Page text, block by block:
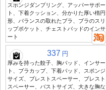
スポンジダンプリング、アッパーサポー
ト、下着クッション、分かりた厚い楕円
形、バランスの取れたブラ、ブラのスリ
ップポケット、チェストパッドのインサ
ート
337 円
厚みを持った餃子、胸パッド、インサー
ト、ブラカップ、下着パッド、スポンジ
サイズ、ブレストスペーサー、ブレスト
スペーサー、バストサイズ、大きな胸な